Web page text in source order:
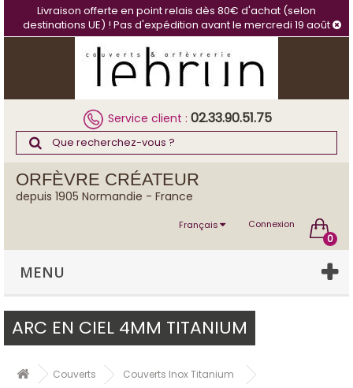
Livraison offerte en point relais dès 80€ d'achat (selon
destinations UE) ! Pas d'expédition avant le mercredi 19 août
Service client : 02.33.90.51.75
ORFÈVRE CRÉATEUR
depuis 1905 Normandie - France
0
Connexion
Français
MENU
ARC EN CIEL 4MM TITANIUM
Couverts
Couverts Inox Titanium
Panneau de gestion des cookies